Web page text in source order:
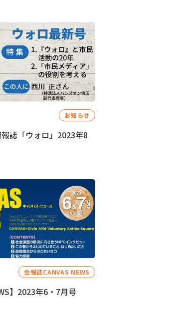
お知らせ
誌「ウォロ」2023年8
会報誌CANVAS NEWS
】2023年6・7月号